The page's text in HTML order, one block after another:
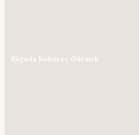
Rüyada Kokoreç Görmek